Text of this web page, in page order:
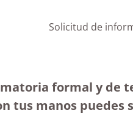
Solicitud de
formal y de
tus manos puedes